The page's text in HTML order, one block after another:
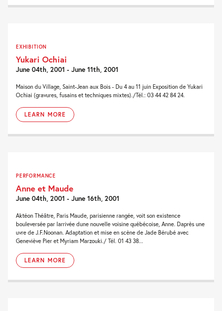
EXHIBITION
Yukari Ochiai
June 04th, 2001 - June 11th, 2001
Maison du Village, Saint-Jean aux Bois - Du 4 au 11 juin Exposition de Yukari
Ochiai (gravures, fusains et techniques mixtes)./Tél.: 03 44 42 84 24.
LEARN MORE
PERFORMANCE
Anne et Maude
June 04th, 2001 - June 16th, 2001
Aktéon Théâtre, Paris Maude, parisienne rangée, voit son existence
bouleversée par larrivée dune nouvelle voisine québécoise, Anne. Daprès une
uvre de J.F.Noonan. Adaptation et mise en scène de Jade Bérubé avec
Geneviève Pier et Myriam Marzouki./ Tél. 01 43 38...
LEARN MORE